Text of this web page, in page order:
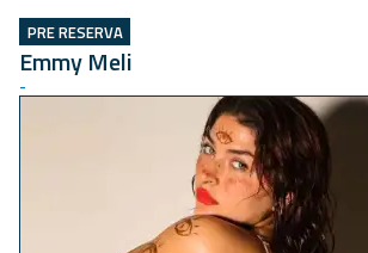
PRE RESERVA
Emmy Meli
-